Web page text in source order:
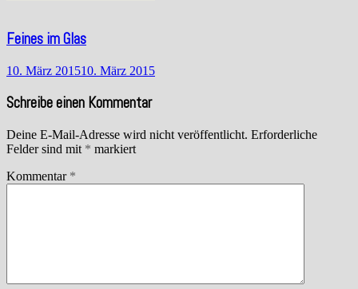
Feines im Glas
10. März 201510. März 2015
Schreibe einen Kommentar
Deine E-Mail-Adresse wird nicht veröffentlicht. Erforderliche
Felder sind mit * markiert
Kommentar *